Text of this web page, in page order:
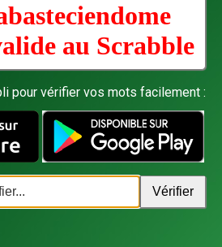
au Scrabble
pour vérifier vos mots facilement :